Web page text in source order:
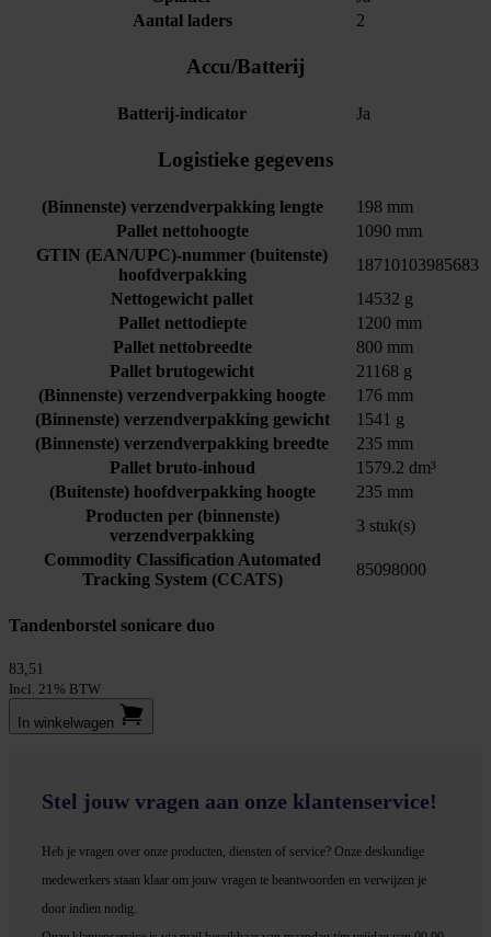
Aantal laders
2
Accu/Batterij
Batterij-indicator Ja
Logistieke gegevens
(Binnenste) verzendverpakking lengte
198 mm
Pallet nettohoogte
1090 mm
GTIN (EAN/UPC)-nummer (buitenste)
hoofdverpakking
18710103985683
Nettogewicht pallet
14532 g
Pallet nettodiepte
1200 mm
Pallet nettobreedte
800 mm
Pallet brutogewicht
21168 g
(Binnenste) verzendverpakking hoogte
176 mm
(Binnenste) verzendverpakking gewicht
1541 g
(Binnenste) verzendverpakking breedte
235 mm
Pallet bruto-inhoud
1579.2 dm³
(Buitenste) hoofdverpakking hoogte
235 mm
Producten per (binnenste)
verzendverpakking
3 stuk(s)
Commodity Classification Automated
Tracking System (CCATS)
85098000
Tandenborstel sonicare duo
83,51
Incl. 21% BTW
In winkel­wagen
Stel jouw vragen aan onze klantenservice!
Heb je vragen over onze producten, diensten of service? Onze deskundige
medewerkers staan klaar om jouw vragen te beantwoorden en verwijzen je
door indien nodig.